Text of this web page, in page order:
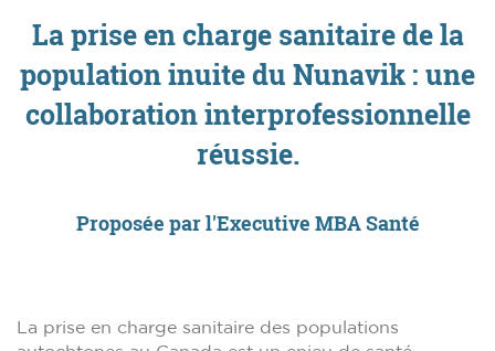
La prise en charge sanitaire de la
population inuite du Nunavik : une
collaboration interprofessionnelle
réussie.
Proposée par l'Executive MBA Santé
La prise en charge sanitaire des populations